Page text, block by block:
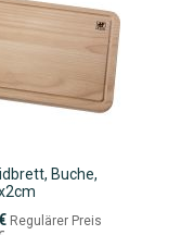
Buche,
Regulärer Preis